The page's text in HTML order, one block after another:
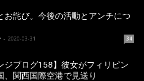
お詫び。今後の活動とアンチにつ
- 2020-03-31 34
ジブログ158】彼女がフィリピン
、関西国際空港で見送り